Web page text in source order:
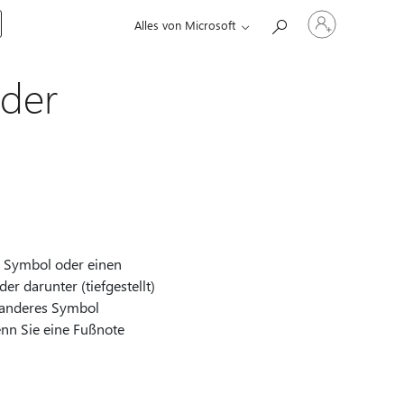
Alles von Microsoft
Bei
Ihrem
Konto
oder einen
darunter (tiefgestellt)
Symbol
Sie eine Fußnote